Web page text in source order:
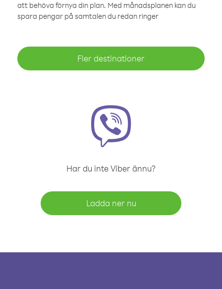
att behöva förnya din plan. Med månadsplanen kan du
spara pengar på samtalen du redan ringer
Fler destinationer
Har du inte Viber ännu?
Ladda ner nu